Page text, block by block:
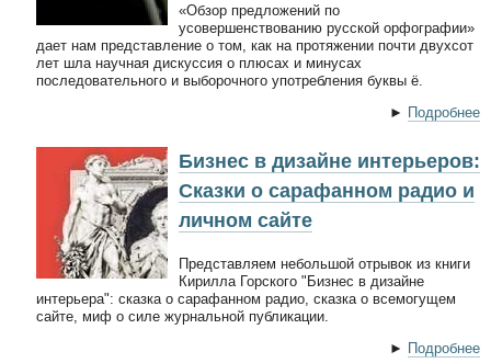
«Обзор предложений по
усовершенствованию русской орфографии»
дает нам представление о том, как на протяжении почти двухсот
лет шла научная дискуссия о плюсах и минусах
последовательного и выборочного употребления буквы ё.
► Подробнее
Бизнес в дизайне интерьеров:
Сказки о сарафанном радио и
личном сайте
Представляем небольшой отрывок из книги
Кирилла Горского "Бизнес в дизайне
интерьера": сказка о сарафанном радио, сказка о всемогущем
сайте, миф о силе журнальной публикации.
► Подробнее